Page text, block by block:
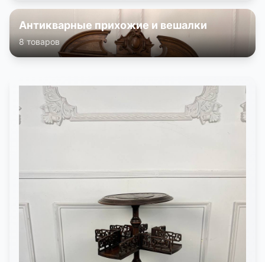
Антикварные прихожие и вешалки
8 товаров